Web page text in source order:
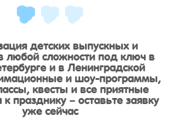
детских выпускных и
любой сложности под ключ в
и в Ленинградской
и шоу-программы,
квесты и все приятные
празднику – оставьте заявку
уже сейчас